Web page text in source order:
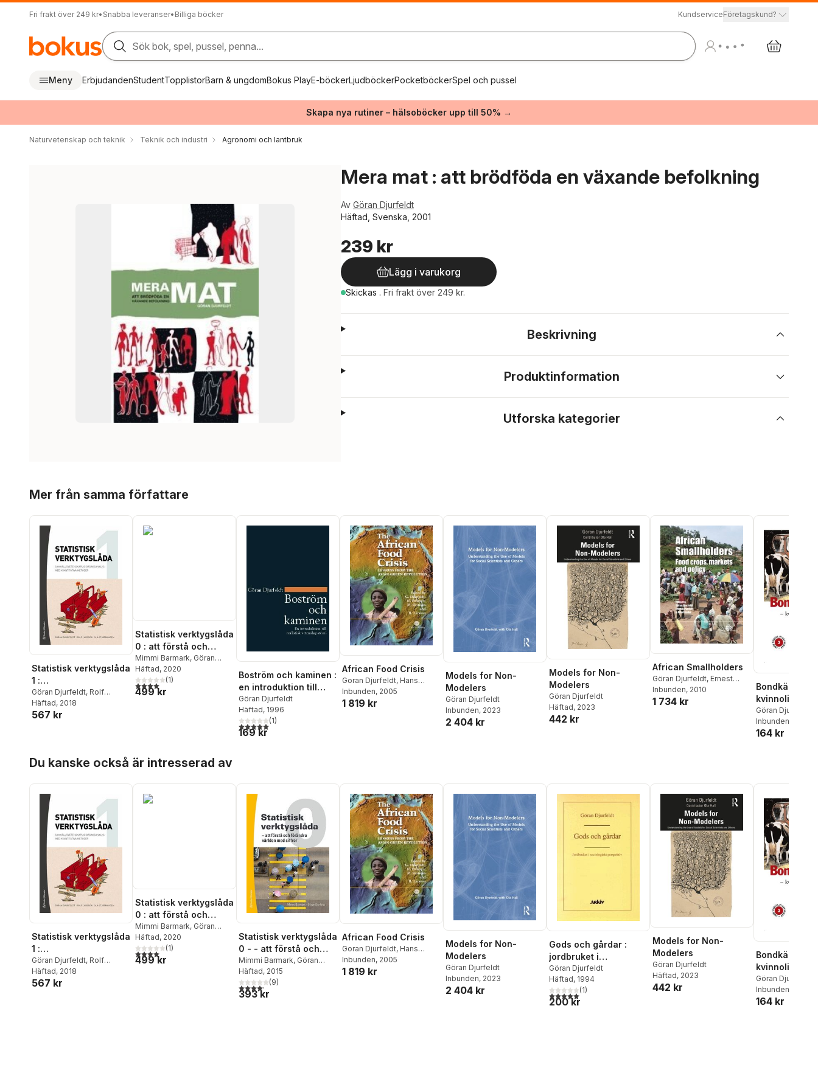
Fri frakt över 249 kr• Snabba leveranser• Billiga böcker KundserviceFöretagskund?
Sök bok, spel, pussel, penna...
Meny ErbjudandenStudentTopplistorBarn & ungdomBokus PlayE-böckerLjudböckerPocketböckerSpel och pussel
Skapa nya rutiner – hälsoböcker upp till 50% →
Naturvetenskap och teknik Teknik och industri Agronomi och lantbruk
Mera mat : att brödföda en växande befolkning
Av Göran Djurfeldt
Häftad, Svenska, 2001
239 kr
Lägg i varukorg
Skickas . Fri frakt över 249 kr.
Beskrivning
Produktinformation
Utforska kategorier
Mer från samma författare
Statistisk verktygslåda
1 :
samhällsvetenskaplig
orsaksanalys med
kvantitativa metoder
Göran Djurfeldt, Rolf
Larsson ,Ola Stjärnhagen
Häftad, 2018
567 kr
Statistisk verktygslåda
0 : att förstå och
förändra världen med
siffror
Mimmi Barmark, Göran
Djurfeldt
Häftad, 2020
4,0utav 5 stjärnor. Totalt antal röster:
(1)
499 kr
Boström och kaminen :
en introduktion till
realistisk
vetenskapsteori
Göran Djurfeldt
Häftad, 1996
5,0utav 5 stjärnor. Totalt antal röster:
(1)
169 kr
African Food Crisis
Goran Djurfeldt, Hans
Holmen,Göran Djurfeldt
Hans Holmén
Inbunden, 2005
1 819 kr
Models for Non-
Modelers
Göran Djurfeldt
Inbunden, 2023
2 404 kr
Models for Non-
Modelers
Göran Djurfeldt
Häftad, 2023
442 kr
African Smallholders
Göran Djurfeldt, Ernest
Aryeetey, Aida Isinika
Inbunden, 2010
1 734 kr
Bondkäringar
kvinnoliv i en
värld
Göran Djurfeldt
Inbunden
164 kr
Du kanske också är intresserad av
Statistisk verktygslåda
1 :
samhällsvetenskaplig
orsaksanalys med
kvantitativa metoder
Göran Djurfeldt, Rolf
Larsson ,Ola Stjärnhagen
Häftad, 2018
567 kr
Statistisk verktygslåda
0 : att förstå och
förändra världen med
siffror
Mimmi Barmark, Göran
Djurfeldt
Häftad, 2020
4,0utav 5 stjärnor. Totalt antal röster:
(1)
499 kr
Statistisk verktygslåda
0 - - att förstå och
förändra världen med
siffror (bok + digital
produkt)
Mimmi Barmark, Göran
Djurfeldt
Häftad, 2015
4,2utav 5 stjärnor. Totalt antal röster:
(9)
393 kr
African Food Crisis
Goran Djurfeldt, Hans
Holmen,Göran Djurfeldt
Hans Holmén
Inbunden, 2005
1 819 kr
Models for Non-
Modelers
Göran Djurfeldt
Inbunden, 2023
2 404 kr
Gods och gårdar :
jordbruket i
sociologiskt
perspektiv
Göran Djurfeldt
Häftad, 1994
5,0utav 5 stjärnor. Totalt antal röster:
(1)
200 kr
Models for Non-
Modelers
Göran Djurfeldt
Häftad, 2023
442 kr
Bondkäringar
kvinnoliv i en
värld
Göran Djurfeldt
Inbunden
164 kr